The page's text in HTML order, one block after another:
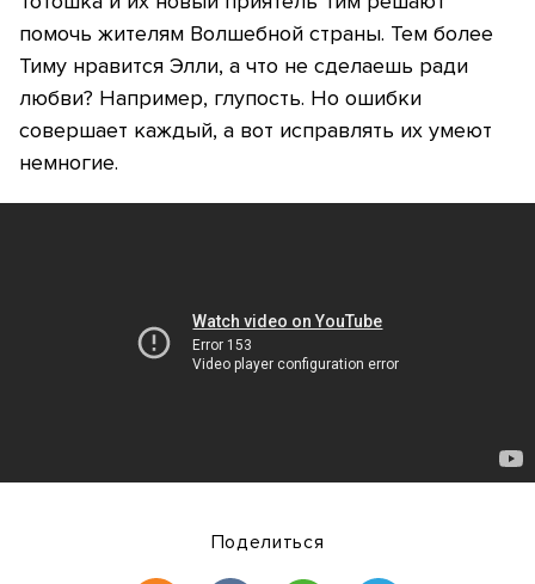
помочь жителям Волшебной страны. Тем более
Тиму нравится Элли, а что не сделаешь ради
любви? Например, глупость. Но ошибки
совершает каждый, а вот исправлять их умеют
немногие.
Поделиться